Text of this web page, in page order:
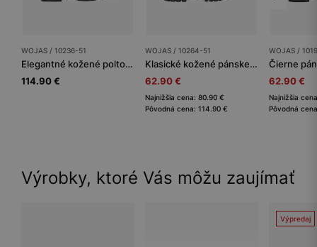
WOJAS / 10236-51
Elegantné kožené poltopánky pre mužov
114.90 €
WOJAS / 10264-51
Klasické kožené pánske poltopánky s výrazným prešívaním
62.90 €
Najnižšia cena: 80.90 €
Pôvodná cena: 114.90 €
WOJAS /
62.90 €
Najnižšia
Pôvodná
Výrobky, ktoré Vás môžu zaujímať
Výpredaj